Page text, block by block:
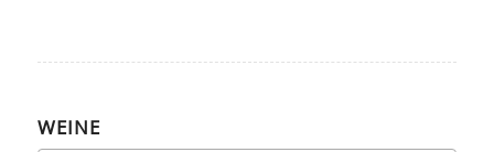
WEINE